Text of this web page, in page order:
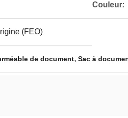
Couleur:
(FEO)
de document, Sac à